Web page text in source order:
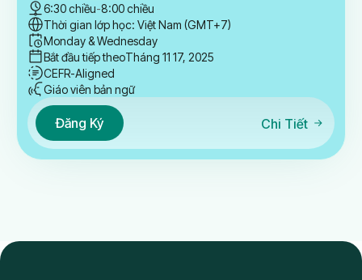
6:30 chiều-8:00 chiều
Thời gian lớp học: Việt Nam (GMT+7)
Monday & Wednesday
Bắt đầu tiếp theoTháng 11 17, 2025
CEFR-Aligned
Giáo viên bản ngữ
Đăng Ký Chi Tiết